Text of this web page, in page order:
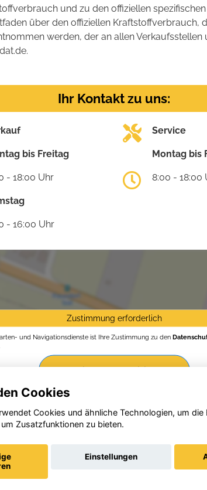
und zu den offiziellen spezifischen
über den offiziellen Kraftstoffverbrauch,
werden, der an allen
Ihr Kontakt zu uns:
bis Freitag
- 18:00 Uhr
- 16:00 Uhr
Service
Montag bis
8:00 - 18:00
Zustimmung erforderlich
und Navigationsdienste ist Ihre Zustimmung zu den
Zustimmen und aktivieren
Cookies
Cookies und ähnliche Technologien, um
Zusatzfunktionen zu bieten.
Einstellungen